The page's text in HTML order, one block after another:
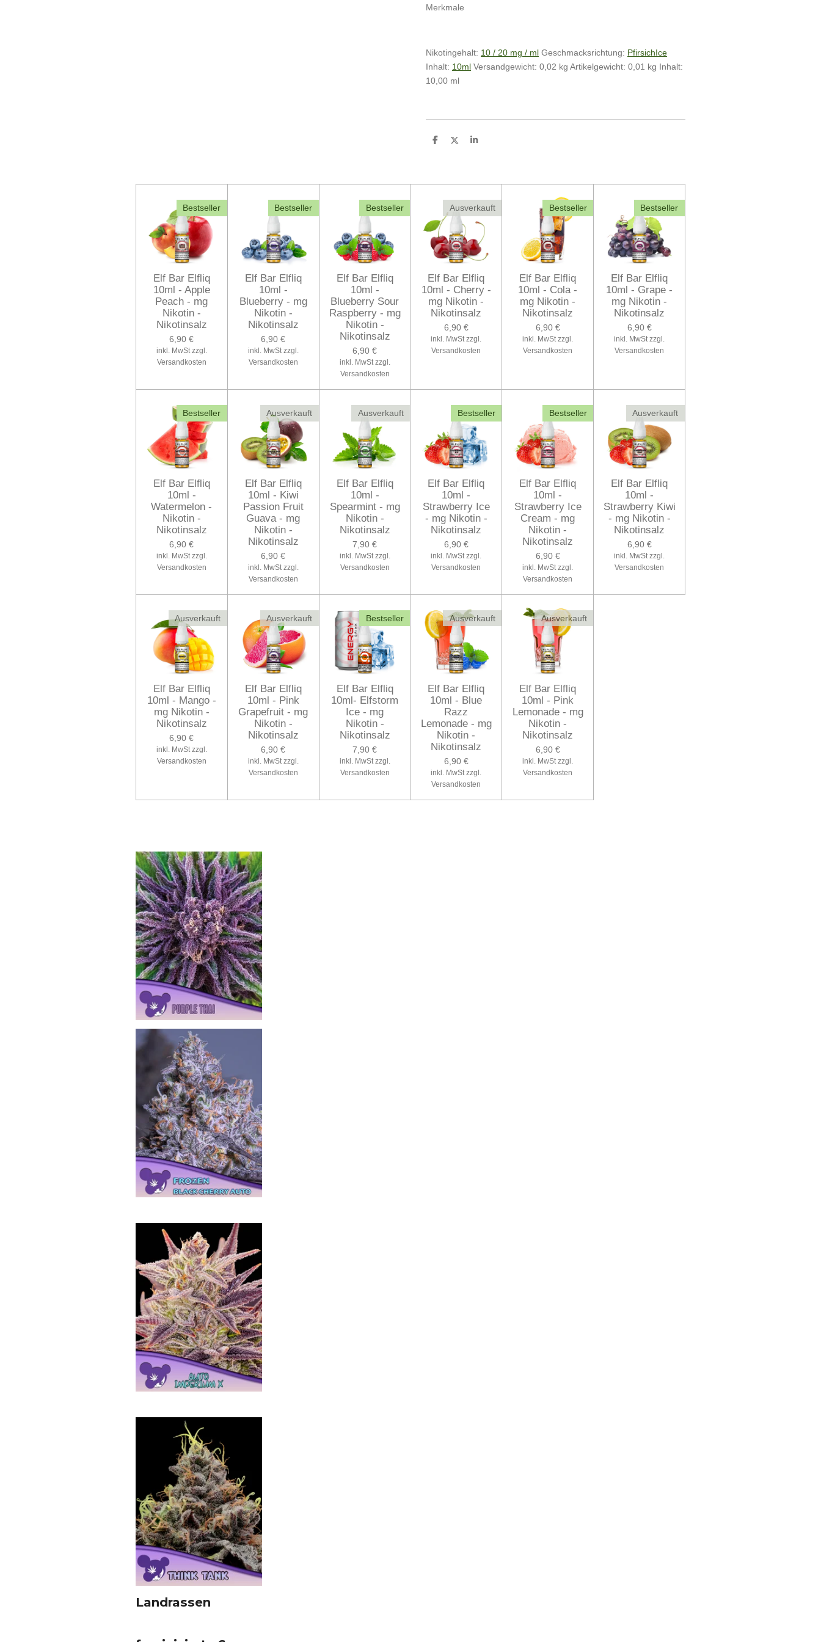
Merkmale
Nikotingehalt: 10 / 20 mg / ml Geschmacksrichtung: PfirsichIce
Inhalt: 10ml Versandgewicht: 0,02 kg Artikelgewicht: 0,01 kg Inhalt:
10,00 ml
T
n
T
n
T
n
Bestseller
Elf Bar Elfliq
10ml - Apple
Peach - mg
Nikotin -
Nikotinsalz
6,90 €
inkl. MwSt zzgl.
Versandkosten
Bestseller
Elf Bar Elfliq
10ml -
Blueberry - mg
Nikotin -
Nikotinsalz
6,90 €
inkl. MwSt zzgl.
Versandkosten
Bestseller
Elf Bar Elfliq
10ml -
Blueberry Sour
Raspberry - mg
Nikotin -
Nikotinsalz
6,90 €
inkl. MwSt zzgl.
Versandkosten
Ausverkauft
Elf Bar Elfliq
10ml - Cherry -
mg Nikotin -
Nikotinsalz
6,90 €
inkl. MwSt zzgl.
Versandkosten
Bestseller
Elf Bar Elfliq
10ml - Cola -
mg Nikotin -
Nikotinsalz
6,90 €
inkl. MwSt zzgl.
Versandkosten
Bestseller
Elf Bar Elfliq
10ml - Grape -
mg Nikotin -
Nikotinsalz
6,90 €
inkl. MwSt zzgl.
Versandkosten
Bestseller
Elf Bar Elfliq
10ml -
Watermelon -
Nikotin -
Nikotinsalz
6,90 €
inkl. MwSt zzgl.
Versandkosten
Ausverkauft
Elf Bar Elfliq
10ml - Kiwi
Passion Fruit
Guava - mg
Nikotin -
Nikotinsalz
6,90 €
inkl. MwSt zzgl.
Versandkosten
Ausverkauft
Elf Bar Elfliq
10ml -
Spearmint - mg
Nikotin -
Nikotinsalz
7,90 €
inkl. MwSt zzgl.
Versandkosten
Bestseller
Elf Bar Elfliq
10ml -
Strawberry Ice
- mg Nikotin -
Nikotinsalz
6,90 €
inkl. MwSt zzgl.
Versandkosten
Bestseller
Elf Bar Elfliq
10ml -
Strawberry Ice
Cream - mg
Nikotin -
Nikotinsalz
6,90 €
inkl. MwSt zzgl.
Versandkosten
Ausverkauft
Elf Bar Elfliq
10ml -
Strawberry Kiwi
- mg Nikotin -
Nikotinsalz
6,90 €
inkl. MwSt zzgl.
Versandkosten
Ausverkauft
Elf Bar Elfliq
10ml - Mango -
mg Nikotin -
Nikotinsalz
6,90 €
inkl. MwSt zzgl.
Versandkosten
Ausverkauft
Elf Bar Elfliq
10ml - Pink
Grapefruit - mg
Nikotin -
Nikotinsalz
6,90 €
inkl. MwSt zzgl.
Versandkosten
Bestseller
Elf Bar Elfliq
10ml- Elfstorm
Ice - mg
Nikotin -
Nikotinsalz
7,90 €
inkl. MwSt zzgl.
Versandkosten
Ausverkauft
Elf Bar Elfliq
10ml - Blue
Razz
Lemonade - mg
Nikotin -
Nikotinsalz
6,90 €
inkl. MwSt zzgl.
Versandkosten
Ausverkauft
Elf Bar Elfliq
10ml - Pink
Lemonade - mg
Nikotin -
Nikotinsalz
6,90 €
inkl. MwSt zzgl.
Versandkosten
Landrassen